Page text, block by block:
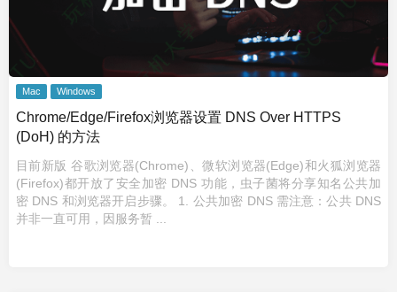
Mac Windows
Chrome/Edge/Firefox浏览器设置 DNS Over HTTPS
(DoH) 的方法
目前新版 谷歌浏览器(Chrome)、微软浏览器(Edge)和火狐浏览器
(Firefox)都开放了安全加密 DNS 功能，虫子菌将分享知名公共加
密 DNS 和浏览器开启步骤。 1. 公共加密 DNS 需注意：公共 DNS
并非一直可用，因服务暂 ...